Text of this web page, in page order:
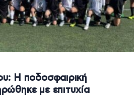
H ποδοσφαιρική
με επιτυχία